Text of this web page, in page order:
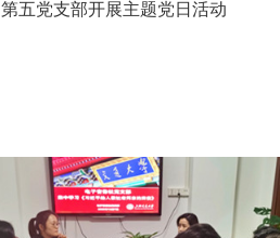
第五党支部开展主题党日活动